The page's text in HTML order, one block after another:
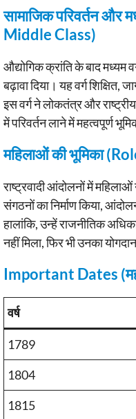
सामाजिक परिवर्तन और
Middle Class)
औद्योगिक क्रांति के बाद मध्यम
बढ़ावा दिया। यह वर्ग शिक्षित,
इस वर्ग ने लोकतंत्र और
में परिवर्तन लाने में महत्वपूर्ण
महिलाओं की भूमिका
राष्ट्रवादी आंदोलनों में महिलाओं
संगठनों का निर्माण किया,
हालांकि, उन्हें राजनीतिक
नहीं मिला, फिर भी उनका
Important Dates
वर्ष
1789
1804
1815